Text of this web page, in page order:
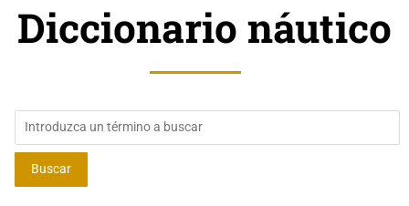
Diccionario náutico